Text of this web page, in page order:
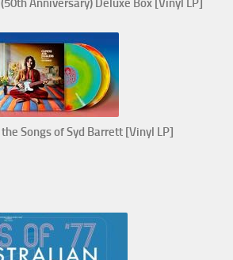
Anniversary) Deluxe Box [Vinyl LP]
Songs of Syd Barrett [Vinyl LP]